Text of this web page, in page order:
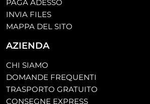
PAGA ADESSO
INVIA FILES
MAPPA DEL SITO
AZIENDA
CHI SIAMO
DOMANDE FREQUENTI
TRASPORTO GRATUITO
CONSEGNE EXPRESS